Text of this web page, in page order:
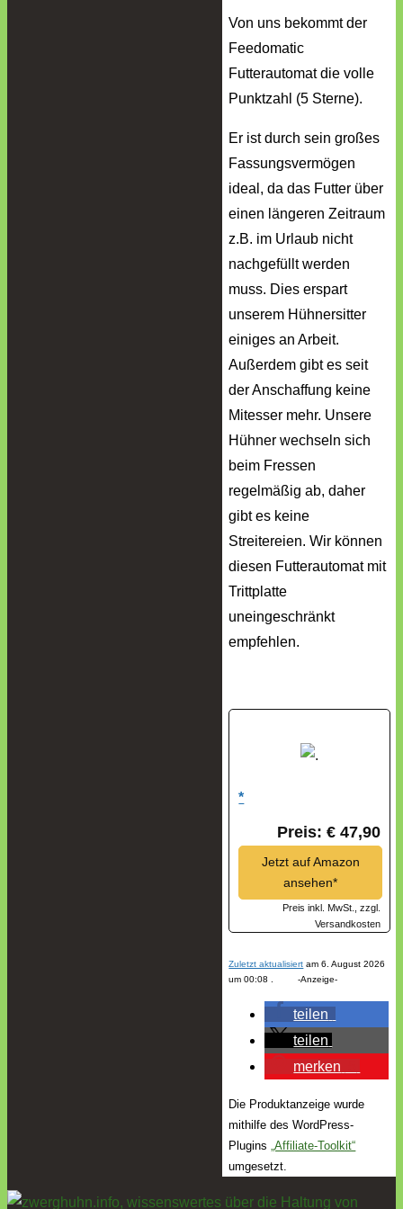
Von uns bekommt der
Feedomatic
Futterautomat die volle
Punktzahl (5 Sterne).
Er ist durch sein großes
Fassungsvermögen
ideal, da das Futter über
einen längeren Zeitraum
z.B. im Urlaub nicht
nachgefüllt werden
muss. Dies erspart
unserem Hühnersitter
einiges an Arbeit.
Außerdem gibt es seit
der Anschaffung keine
Mitesser mehr. Unsere
Hühner wechseln sich
beim Fressen
regelmäßig ab, daher
gibt es keine
Streitereien. Wir können
diesen Futterautomat mit
Trittplatte
uneingeschränkt
empfehlen.
*
Preis: € 47,90
Jetzt auf Amazon
ansehen*
Preis inkl. MwSt., zzgl.
Versandkosten
Zuletzt aktualisiert am 6. August 2026
um 00:08 . -Anzeige-
teilen
teilen
merken
Die Produktanzeige wurde
mithilfe des WordPress-
Plugins „Affiliate-Toolkit“
umgesetzt.